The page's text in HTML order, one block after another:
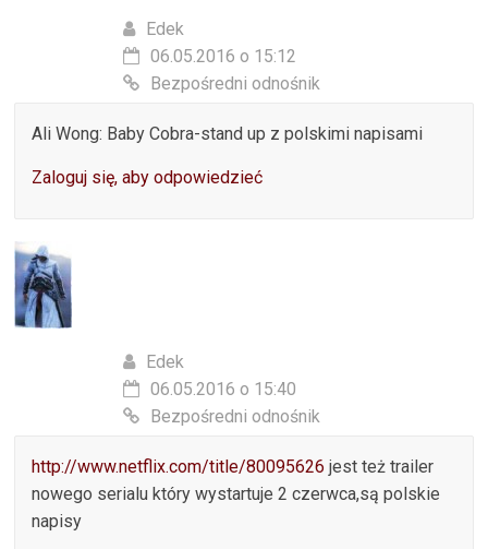
Edek
06.05.2016 o 15:12
Bezpośredni odnośnik
Ali Wong: Baby Cobra-stand up z polskimi napisami
Zaloguj się, aby odpowiedzieć
Edek
06.05.2016 o 15:40
Bezpośredni odnośnik
http://www.netflix.com/title/80095626 jest też trailer
nowego serialu który wystartuje 2 czerwca,są polskie
napisy